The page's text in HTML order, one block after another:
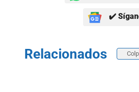
✔️
Relacionados